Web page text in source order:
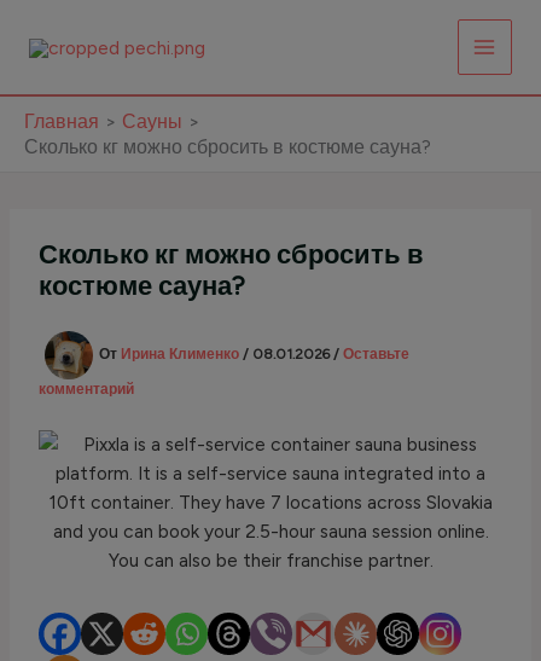
Главная
Сауны
Сколько кг можно сбросить в костюме сауна?
Сколько кг можно сбросить в
костюме сауна?
От Ирина Клименко/ 08.01.2026/Оставьте
комментарий